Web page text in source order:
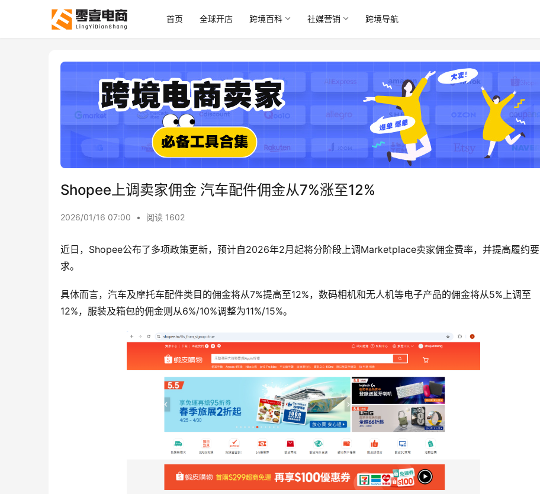
首页 全球开店 跨境百科 社媒营销 跨境导航
Shopee上调卖家佣金 汽车配件佣金从7%涨至12%
2026/01/16 07:00 • 阅读 1602
近日，Shopee公布了多项政策更新，预计自2026年2月起将分阶段上调Marketplace卖家佣金费率，并提高履约要
求。
具体而言，汽车及摩托车配件类目的佣金将从7%提高至12%，数码相机和无人机等电子产品的佣金将从5%上调至
12%，服装及箱包的佣金则从6%/10%调整为11%/15%。